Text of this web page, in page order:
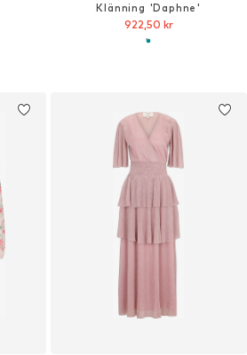
Klänning 'Daphne'
922,50 kr